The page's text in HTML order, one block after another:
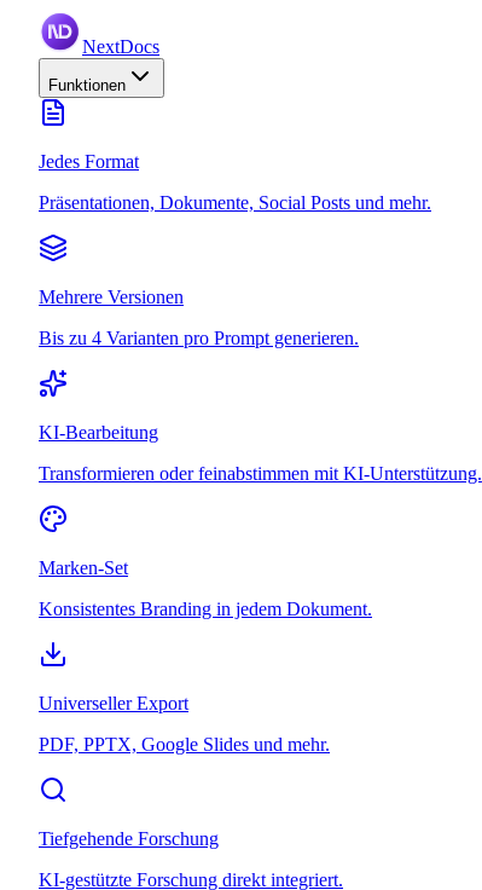
NextDocs
Funktionen
Jedes Format
Präsentationen, Dokumente, Social Posts und mehr.
Mehrere Versionen
Bis zu 4 Varianten pro Prompt generieren.
KI-Bearbeitung
Transformieren oder feinabstimmen mit KI-Unterstützung.
Marken-Set
Konsistentes Branding in jedem Dokument.
Universeller Export
PDF, PPTX, Google Slides und mehr.
Tiefgehende Forschung
KI-gestützte Forschung direkt integriert.